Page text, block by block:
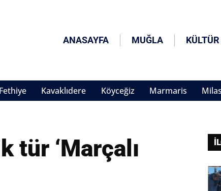
ANASAYFA MUĞLA
Fethiye Kavaklıdere Köyceğiz Marmaris Milas
tür ‘Marçalı